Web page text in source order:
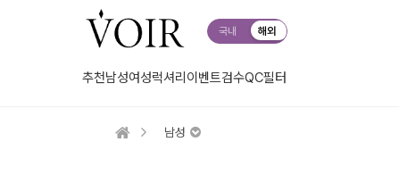
국내 해외
추천남성여성럭셔리 이벤트검수QC필터
남성